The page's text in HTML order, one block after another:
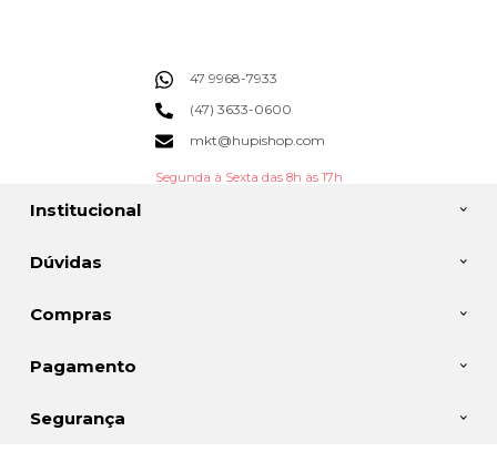
Institucional
Dúvidas
Compras
47 9968-7933
(47) 3633-0600
mkt@hupishop.com
Segunda à Sexta das 8h às 17h
Pagamento
Segurança